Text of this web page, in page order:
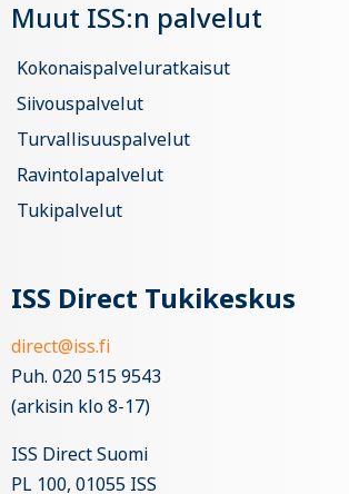
Muut ISS:n palvelut
Kokonaispalveluratkaisut
Siivouspalvelut
Turvallisuuspalvelut
Ravintolapalvelut
Tukipalvelut
ISS Direct Tukikeskus
direct@iss.fi
Puh. 020 515 9543
(arkisin klo 8-17)
ISS Direct Suomi
PL 100, 01055 ISS